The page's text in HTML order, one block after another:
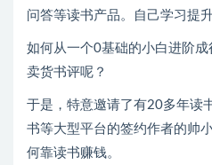
问答等读书产品。自己学习提
如何从一个0基础的小白进阶
卖货书评呢？
于是，特意邀请了有20多年读
书等大型平台的签约作者的帅
何靠读书赚钱。